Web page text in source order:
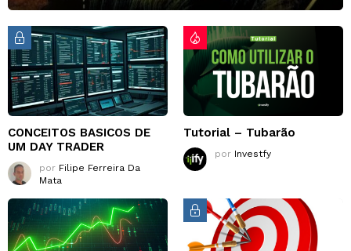
CONCEITOS BASICOS DE
UM DAY TRADER
por Filipe Ferreira Da
Mata
Tutorial – Tubarão
por Investfy